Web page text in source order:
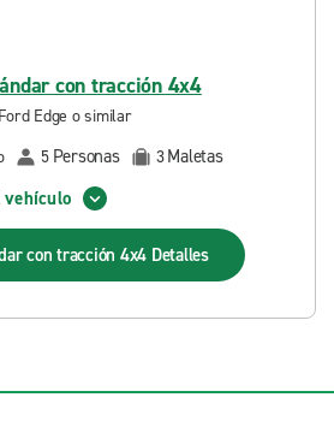
con tracción 4x4
Ford Edge o similar
5 Personas 3Maletas
con tracción 4x4 Detalles